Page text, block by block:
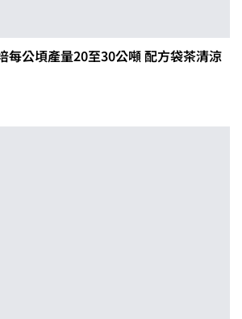
公頃產量20至30公噸 配方袋茶清涼